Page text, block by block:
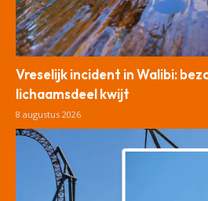
Vreselijk incident in Walibi:
lichaamsdeel kwijt
8 augustus 2026